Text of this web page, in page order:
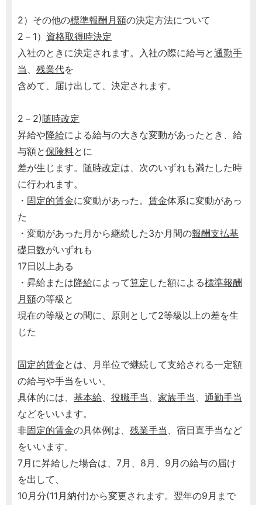
2）その他の標準報酬月額の決定方法について
2－1） 資格取得時決定
入社のときに決定されます。入社の際に給与と通勤手
当 、 残業代を
含めて、届け出して、決定されます。
2－2)随時改定
昇給や降給による給与の大きな変動があったとき、給
与額と保険料とに
差が生じます。 随時改定は、次のいずれも満たした時
に行われます。
・ 固定的賃金に変動があった。 賃金体系に変動があっ
た
・変動があった月から継続した3か月間の報酬支払基
礎日数がいずれも
17日以上ある
・昇給または降給によって算定 した額による標準報酬
月額の等級と
現在の等級との間に、原則として2等級以上の差を生
じた
固定的賃金とは、月単位で継続して支給される一定額
の給与や手当をいい、
具体的には、 基本給、 役職手当 、 家族手当 、 通勤手当
などをいいます。
非固定的賃金の具体例は、 残業手当 、宿日直手当など
をいいます。
7月に昇給した場合は、7月、8月、9月の給与の届け
を出して、
10月分(11月納付)から変更されます。翌年の9月まで